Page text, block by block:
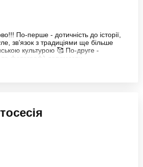
По-перше - дотичність до історії,
звʼязок з традиціями ще більше
культурою 🥰 По-друге -
та фотограф) допомогли
у атмосферу та побут
чудовий настрій ❤️‍🔥